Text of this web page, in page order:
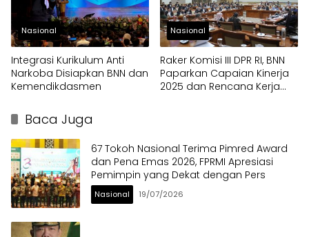
Nasional
Integrasi Kurikulum Anti
Narkoba Disiapkan BNN dan
Kemendikdasmen
Nasional
Raker Komisi III DPR RI, BNN
Paparkan Capaian Kinerja
2025 dan Rencana Kerja
Baca Juga
67 Tokoh Nasional Terima Pimred Award
dan Pena Emas 2026, FPRMI Apresiasi
Pemimpin yang Dekat dengan Pers
Nasional 19/07/2026